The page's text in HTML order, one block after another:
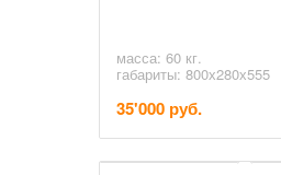
масса: 60 кг.
габариты: 800х280х555
35'000 руб.